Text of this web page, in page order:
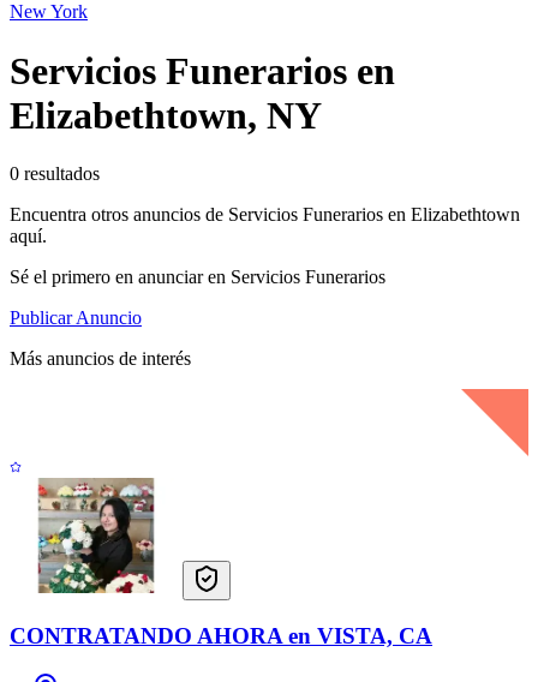
New York
Servicios Funerarios en
Elizabethtown, NY
0 resultados
Encuentra otros anuncios de Servicios Funerarios en Elizabethtown
aquí.
Sé el primero en anunciar en Servicios Funerarios
Publicar Anuncio
Más anuncios de interés
CONTRATANDO AHORA en VISTA, CA